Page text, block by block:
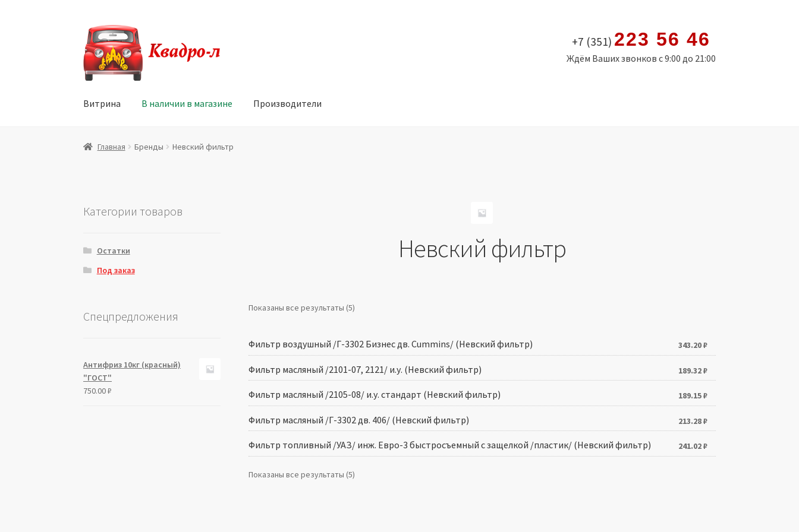
Перейти
к
навигации
Перейти
к
содержимому
+7 (351) 223 56 46
Ждём Ваших звонков с 9:00 до 21:00
Витрина В наличии в магазине Производители
Главная Витрина Мой аккаунт
Главная Бренды Невский фильтр
Невский фильтр
Показаны все результаты (5)
Фильтр воздушный /Г-3302 Бизнес дв. Cummins/ (Невский фильтр) 343.20₽
Фильтр масляный /2101-07, 2121/ и.у. (Невский фильтр) 189.32₽
Фильтр масляный /2105-08/ и.у. стандарт (Невский фильтр) 189.15₽
Фильтр масляный /Г-3302 дв. 406/ (Невский фильтр) 213.28₽
Фильтр топливный /УАЗ/ инж. Евро-3 быстросъемный с защелкой /пластик/ (Невский фильтр) 241.02₽
Показаны все результаты (5)
Категории товаров
Остатки
Под заказ
Спецпредложения
Антифриз 10кг (красный)
"ГОСТ"
750.00₽